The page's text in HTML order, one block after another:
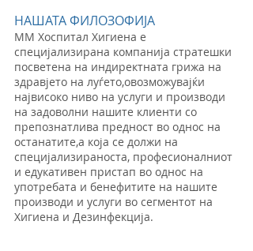
НАШАТА ФИЛОЗОФИЈА
ММ Хоспитал Хигиена е
специјализирана компанија стратешки
посветена на индиректната грижа на
здравјето на луѓето,овозможувајќи
највисоко ниво на услуги и производи
на задоволни нашите клиенти со
препознатлива предност во однос на
останатите,а која се должи на
специјализираноста, професионалниот
и едукативен пристап во однос на
употребата и бенефитите на нашите
производи и услуги во сегментот на
Хигиена и Дезинфекција.